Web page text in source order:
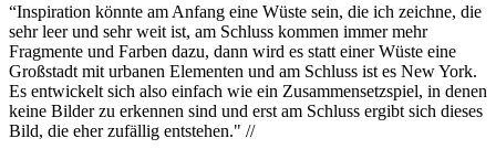
“Inspiration könnte am Anfang eine Wüste sein, die ich zeichne, die
sehr leer und sehr weit ist, am Schluss kommen immer mehr
Fragmente und Farben dazu, dann wird es statt einer Wüste eine
Großstadt mit urbanen Elementen und am Schluss ist es New York.
Es entwickelt sich also einfach wie ein Zusammensetzspiel, in denen
keine Bilder zu erkennen sind und erst am Schluss ergibt sich dieses
Bild, die eher zufällig entstehen." //